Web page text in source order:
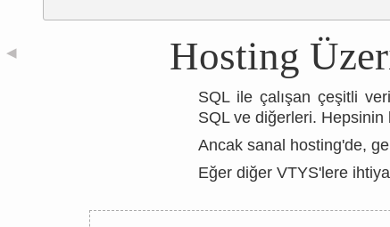
◀ Hosting
SQL ile çalışan çeşitli
SQL ve diğerleri. Hepsinin
Ancak sanal hosting'de,
Eğer diğer VTYS'lere